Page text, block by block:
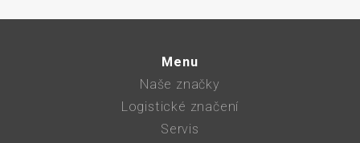
Menu
Naše značky
Logistické značení
Servis